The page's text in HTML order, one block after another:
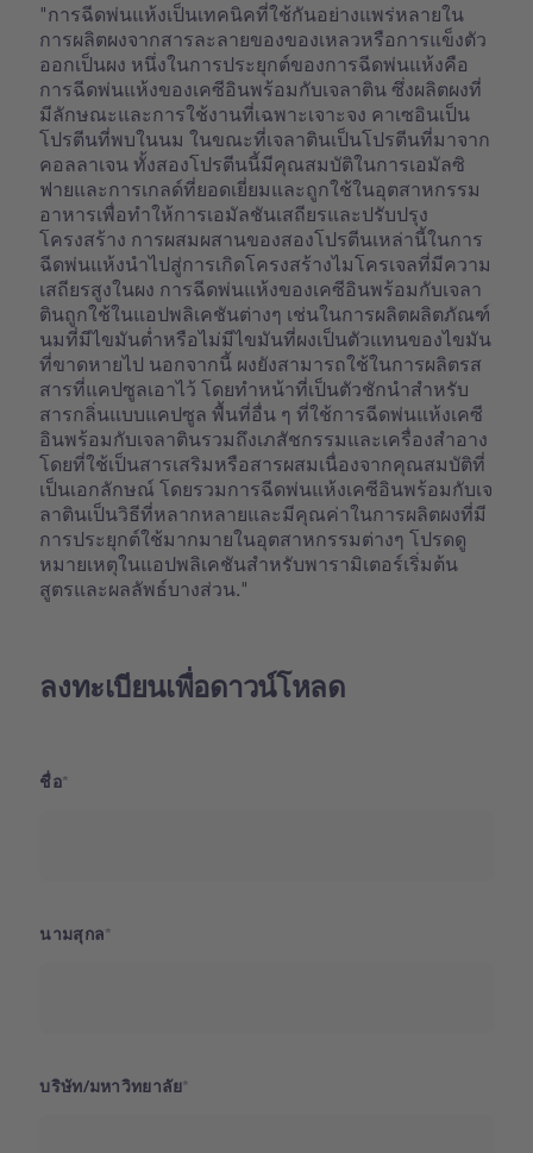
"การฉีดพ่นแห้งเป็นเทคนิคที่ใช้กันอย่างแพร่หลายใน
การผลิตผงจากสารละลายของของเหลวหรือการแข็งตัว
ออกเป็นผง หนึ่งในการประยุกต์ของการฉีดพ่นแห้งคือ
การฉีดพ่นแห้งของเคซีอินพร้อมกับเจลาติน ซึ่งผลิตผงที่
มีลักษณะและการใช้งานที่เฉพาะเจาะจง คาเซอินเป็น
โปรตีนที่พบในนม ในขณะที่เจลาตินเป็นโปรตีนที่มาจาก
คอลลาเจน ทั้งสองโปรตีนนี้มีคุณสมบัติในการเอมัลซิ
ฟายและการเกลด์ที่ยอดเยี่ยมและถูกใช้ในอุตสาหกรรม
อาหารเพื่อทำให้การเอมัลชันเสถียรและปรับปรุง
โครงสร้าง การผสมผสานของสองโปรตีนเหล่านี้ในการ
ฉีดพ่นแห้งนำไปสู่การเกิดโครงสร้างไมโครเจลที่มีความ
เสถียรสูงในผง การฉีดพ่นแห้งของเคซีอินพร้อมกับเจลา
ตินถูกใช้ในแอปพลิเคชันต่างๆ เช่นในการผลิตผลิตภัณฑ์
นมที่มีไขมันต่ำหรือไม่มีไขมันที่ผงเป็นตัวแทนของไขมัน
ที่ขาดหายไป นอกจากนี้ ผงยังสามารถใช้ในการผลิตรส
สารที่แคปซูลเอาไว้ โดยทำหน้าที่เป็นตัวชักนำสำหรับ
สารกลิ่นแบบแคปซูล พื้นที่อื่น ๆ ที่ใช้การฉีดพ่นแห้งเคซี
อินพร้อมกับเจลาตินรวมถึงเภสัชกรรมและเครื่องสำอาง
โดยที่ใช้เป็นสารเสริมหรือสารผสมเนื่องจากคุณสมบัติที่
เป็นเอกลักษณ์ โดยรวมการฉีดพ่นแห้งเคซีอินพร้อมกับเจ
ลาตินเป็นวิธีที่หลากหลายและมีคุณค่าในการผลิตผงที่มี
การประยุกต์ใช้มากมายในอุตสาหกรรมต่างๆ โปรดดู
หมายเหตุในแอปพลิเคชันสำหรับพารามิเตอร์เริ่มต้น
สูตรและผลลัพธ์บางส่วน."
ลงทะเบียนเพื่อดาวน์โหลด
ชื่อ
นามสุกล
บริษัท/มหาวิทยาลัย